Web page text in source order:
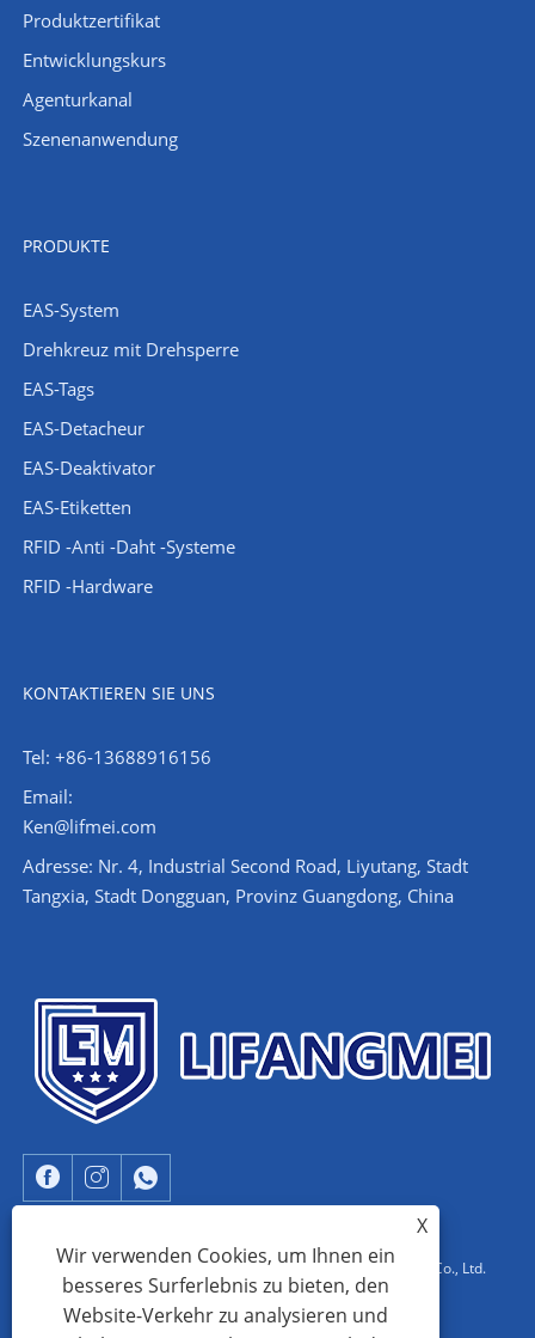
Produktzertifikat
Entwicklungskurs
Agenturkanal
Szenenanwendung
PRODUKTE
EAS-System
Drehkreuz mit Drehsperre
EAS-Tags
EAS-Detacheur
EAS-Deaktivator
EAS-Etiketten
RFID -Anti -Daht -Systeme
RFID -Hardware
KONTAKTIEREN SIE UNS
Tel: +86-13688916156
Email:
Ken@lifmei.com
Adresse: Nr. 4, Industrial Second Road, Liyutang, Stadt
Tangxia, Stadt Dongguan, Provinz Guangdong, China
Copyright © 2023 Dongguan Lifangmei Electronic Technology Co., Ltd.
Alle Rechte vorbehalten.
X
Wir verwenden Cookies, um Ihnen ein
besseres Surferlebnis zu bieten, den
Website-Verkehr zu analysieren und